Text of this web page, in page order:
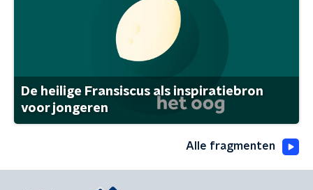
De heilige Fransiscus als inspiratiebron
voor jongeren
Alle fragmenten